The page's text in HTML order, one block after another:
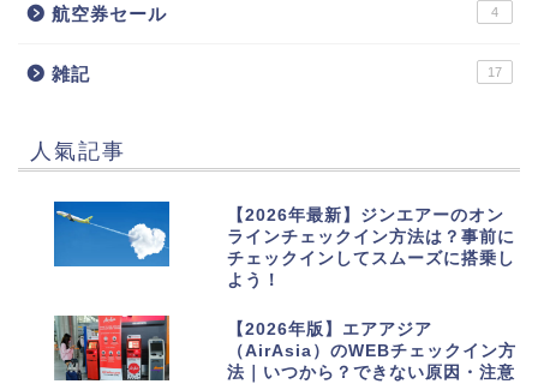
航空券セール 4
雑記 17
人氣記事
【2026年最新】ジンエアーのオン
ラインチェックイン方法は？事前に
チェックインしてスムーズに搭乗し
よう！
【2026年版】エアアジア
（AirAsia）のWEBチェックイン方
法｜いつから？できない原因・注意